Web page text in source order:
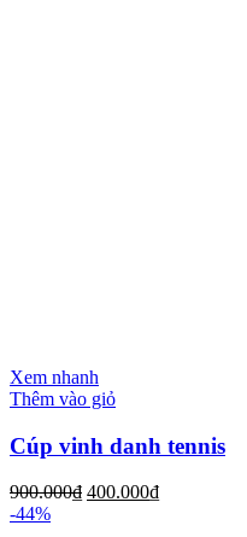
Xem nhanh
Thêm vào giỏ
Cúp vinh danh tennis
900.000₫ 400.000₫
-44%